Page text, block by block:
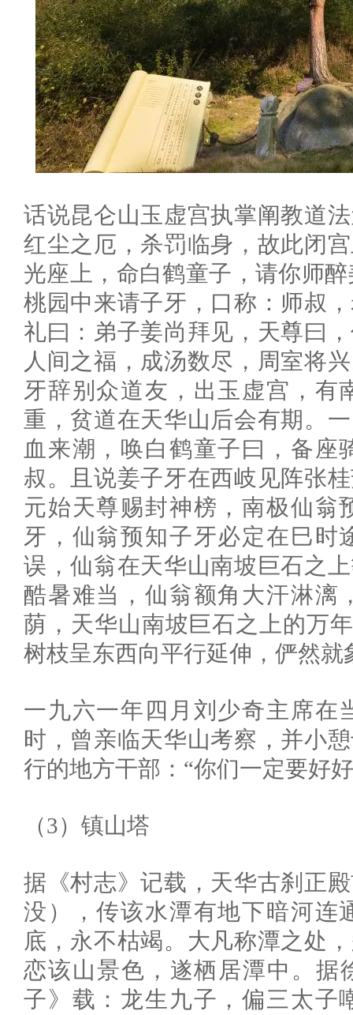
话说昆仑山玉虚宫执掌阐教道
红尘之厄，杀罚临身，故此闭
光座上，命白鹤童子，请你师
桃园中来请子牙，口称：师叔
礼曰：弟子姜尚拜见，天尊曰
人间之福，成汤数尽，周室将
牙辞别众道友，出玉虚宫，有
重，贫道在天华山后会有期。
血来潮，唤白鹤童子曰，备座
叔。且说姜子牙在西岐见阵张
元始天尊赐封神榜，南极仙翁
牙，仙翁预知子牙必定在巳时
误，仙翁在天华山南坡巨石之
酷暑难当，仙翁额角大汗淋漓
荫，天华山南坡巨石之上的万
树枝呈东西向平行延伸，俨然
一九六一年四月刘少奇主席在
时，曾亲临天华山考察，并小
行的地方干部：“你们一定要好
（3）镇山塔
据《村志》记载，天华古刹正
没），传该水潭有地下暗河连
底，永不枯竭。大凡称潭之处
恋该山景色，遂栖居潭中。据
子》载：龙生九子，偏三太子